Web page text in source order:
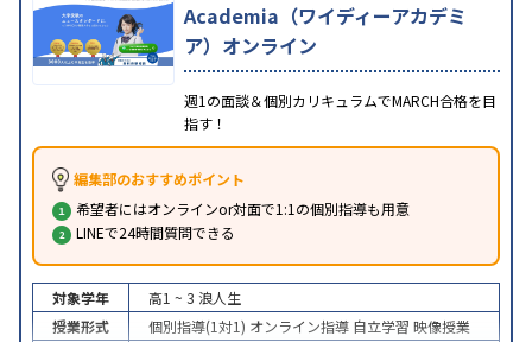
Academia（ワイディーアカデミ
ア）オンライン
週1の面談＆個別カリキュラムでMARCH合格を目
指す！
編集部のおすすめポイント
希望者にはオンラインor対面で1:1の個別指導も用意
LINEで24時間質問できる
対象学年 高1 ~ 3 浪人生
授業形式
個別指導(1対1) オンライン指導 自立学習 映像授業